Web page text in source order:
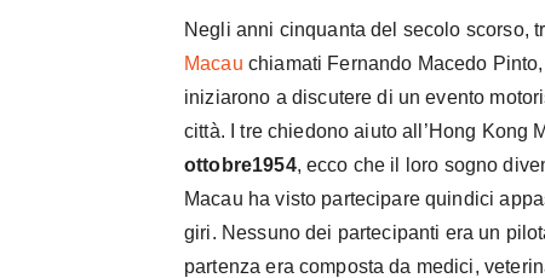
Negli anni cinquanta del secolo scorso,
Macau chiamati Fernando Macedo
iniziarono a discutere di un evento
città. I tre chiedono aiuto all’Hong Kong
ottobre1954, ecco che il loro sogno
Macau ha visto partecipare quindici
giri. Nessuno dei partecipanti era un
partenza era composta da medici,